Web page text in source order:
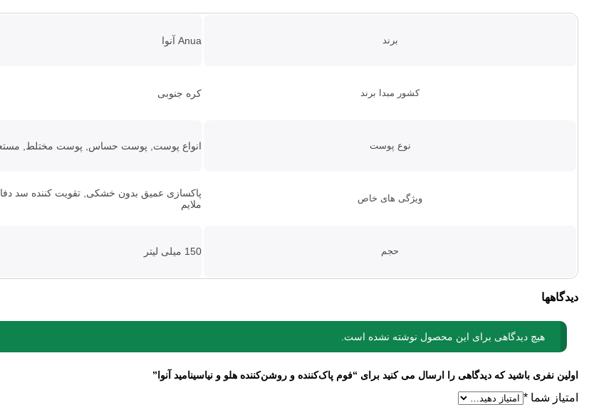
برند Anua آنوا
کشور مبدا برند کره جنوبی
نوع پوست انواع پوست, پوست حساس, پوست مختلط,
ویژگی های خاص
پاکسازی عمیق بدون خشکی, تقویت کننده سد
ملایم
حجم 150 میلی لیتر
دیدگاهها
هیچ دیدگاهی برای این محصول نوشته نشده است.
اولین نفری باشید که دیدگاهی را ارسال می کنید برای “فوم پاک‌کننده و روشن‌کننده هلو و نیاسینامید آنوا”
امتیاز شما *